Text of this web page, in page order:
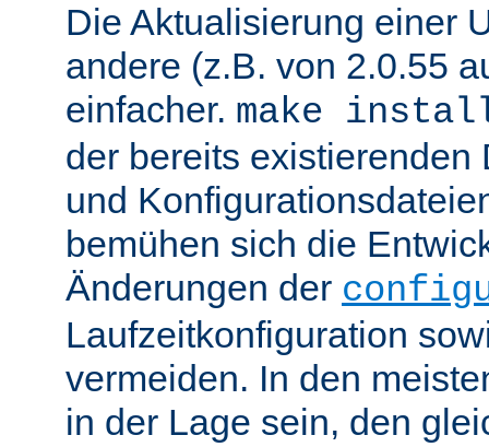
Die Aktualisierung einer
andere (z.B. von 2.0.55
einfacher. make
der bereits existierenden
und
bemühen sich die
Änderungen der
Laufzeitkonfiguration
vermeiden. In den
in der Lage sein, den